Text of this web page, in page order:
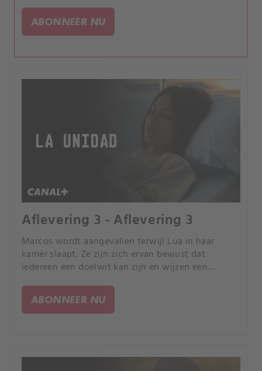
aanvalsplan tegen Carla's team nog niet hebben
voltooid.
ABONNEER NU
Aflevering 3 - Aflevering 3
Marcos wordt aangevallen terwijl Lua in haar
kamer slaapt. Ze zijn zich ervan bewust dat
iedereen een doelwit kan zijn en wijzen een
ook geconfronteerd worden met het feit dat er een
mol onder hen kan zijn.
ABONNEER NU